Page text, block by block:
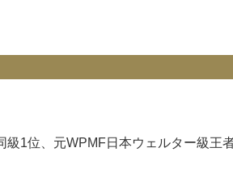
1位、元WPMF日本ウェルター級王者